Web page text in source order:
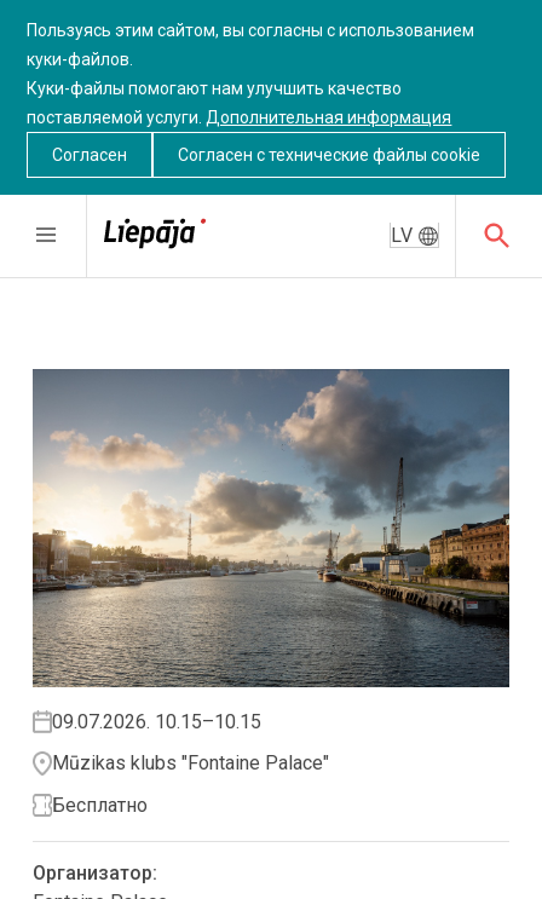
Пользуясь этим сайтом, вы согласны с использованием
куки-файлов.
Куки-файлы помогают нам улучшить качество
поставляемой услуги.Дополнительная информация
Согласен
Согласен c технические файлы cookie
LV
09.07.2026. 10.15–10.15
Mūzikas klubs "Fontaine Palace"
Бесплатно
Организатор: